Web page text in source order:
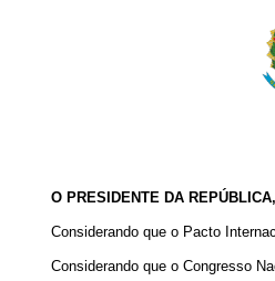
O PRESIDENTE DA REPÚBLICA,
Considerando que o Pacto
Considerando que o Congresso